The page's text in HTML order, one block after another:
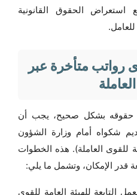
استعراض الحقوق القانونية
للعامل.
متأخرة عبر
حقوقه بشكل صحيح، يجب أن
شكواه أمام وزارة الشؤون
للقوى العاملة). هذه الخطوات
قدر الإمكان، وتشمل ما يلي:
التابعة للهيئة العامة للقوى